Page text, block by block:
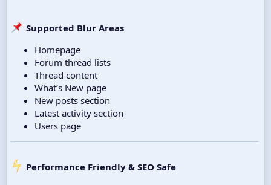
Supported Blur Areas
Homepage
Forum thread lists
Thread content
What’s New page
New posts section
Latest activity section
Users page
Performance Friendly & SEO Safe